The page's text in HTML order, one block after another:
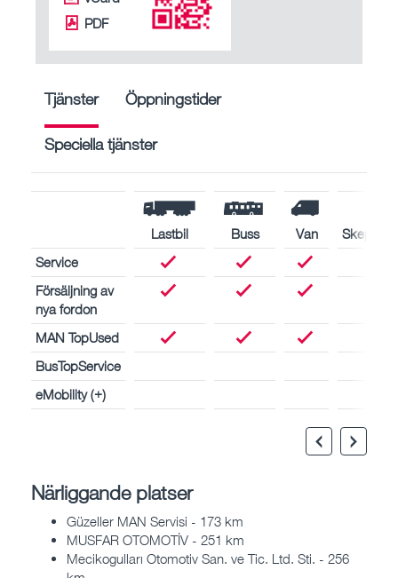
PDF
Tjänster Öppningstider
Speciella tjänster
Lastbil Buss Van
Service
Försäljning av
nya fordon
MAN TopUsed
BusTopService
eMobility (+)
Närliggande platser
Güzeller MAN Servisi - 173 km
MUSFAR OTOMOTİV - 251 km
Mecikogulları Otomotiv San. ve Tic. Ltd. Sti. - 256